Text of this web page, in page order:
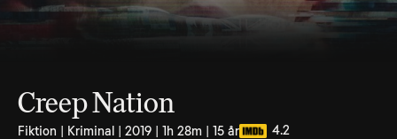
Creep Nation
Fiktion | Kriminal | 2019 | 1h 28m | 15 år 4.2